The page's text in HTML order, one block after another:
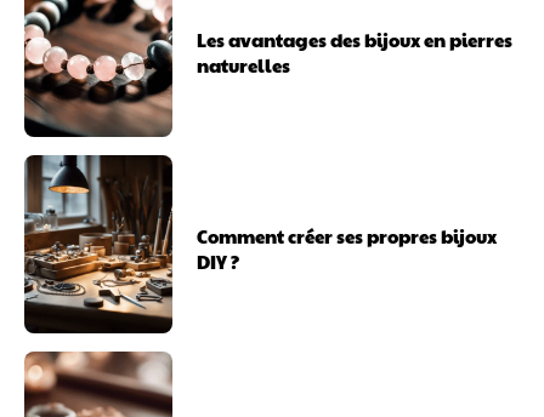
Les avantages des bijoux en pierres
naturelles
Comment créer ses propres bijoux
DIY ?